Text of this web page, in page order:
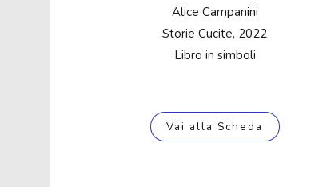
Alice Campanini
Storie Cucite, 2022
Libro in simboli
Vai alla Scheda